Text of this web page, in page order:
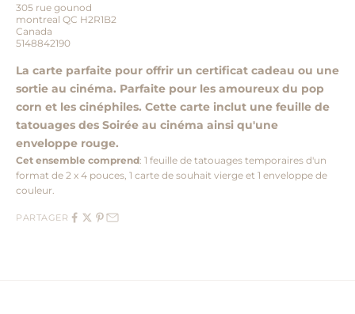
305 rue gounod
montreal QC H2R1B2
Canada
5148842190
La carte parfaite pour offrir un certificat cadeau ou une
sortie au cinéma. Parfaite pour les amoureux du pop
corn et les cinéphiles. Cette carte inclut une feuille de
tatouages des Soirée au cinéma ainsi qu'une
enveloppe rouge.
Cet ensemble comprend: 1 feuille de tatouages temporaires d'un
format de 2 x 4 pouces, 1 carte de souhait vierge et 1 enveloppe de
couleur.
PARTAGER